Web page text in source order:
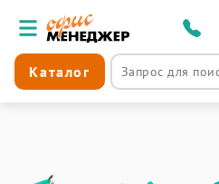
Каталог